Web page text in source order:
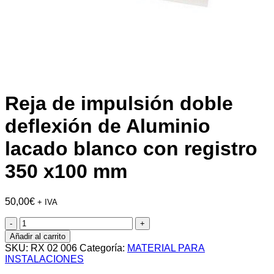
Reja de impulsión doble
deflexión de Aluminio
lacado blanco con registro
350 x100 mm
50,00€ + IVA
Reja
de
impulsión
doble
deflexión
Añadir al carrito
SKU: RX 02 006 Categoría: MATERIAL PARA
INSTALACIONES